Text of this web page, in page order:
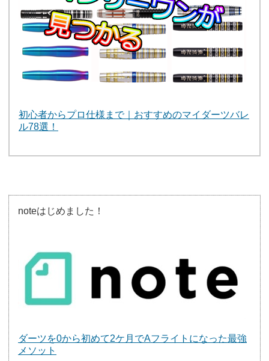
初心者からプロ仕様まで｜おすすめのマイダーツバレ
ル78選！
noteはじめました！
ダーツを0から初めて2ケ月でAフライトになった最強
メソット